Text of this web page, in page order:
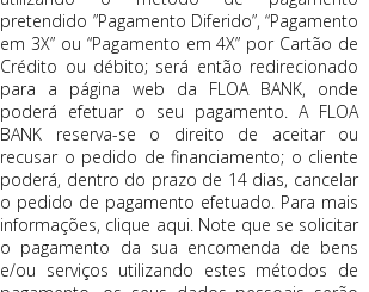
pretendido ”Pagamento Diferido”, “Pagamento
em 3X” ou “Pagamento em 4X” por Cartão de
Crédito ou débito; será então redirecionado
para a página web da FLOA BANK, onde
poderá efetuar o seu pagamento. A FLOA
BANK reserva-se o direito de aceitar ou
recusar o pedido de financiamento; o cliente
poderá, dentro do prazo de 14 dias, cancelar
o pedido de pagamento efetuado. Para mais
informações, clique aqui. Note que se solicitar
o pagamento da sua encomenda de bens
e/ou serviços utilizando estes métodos de